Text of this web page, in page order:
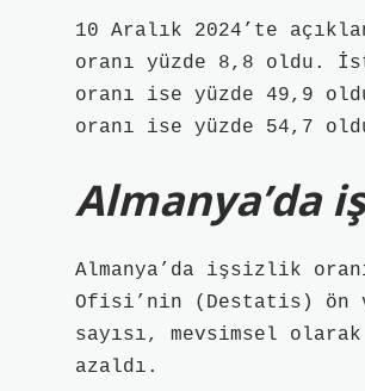
10 Aralık 2024’te
oranı yüzde 8,8 oldu.
oranı ise yüzde 49,9
oranı ise yüzde 54,7
Almanya’da
Almanya’da işsizlik
Ofisi’nin (Destatis) ön
sayısı, mevsimsel
azaldı.